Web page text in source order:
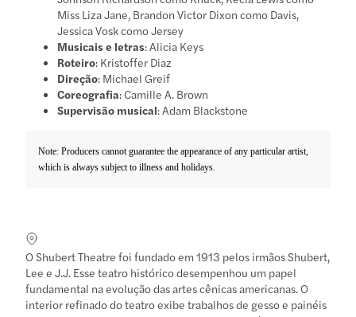
Miss Liza Jane, Brandon Victor Dixon como Davis,
Jessica Vosk como Jersey
Musicais e letras: Alicia Keys
Roteiro: Kristoffer Diaz
Direção: Michael Greif
Coreografia: Camille A. Brown
Supervisão musical: Adam Blackstone
Note: Producers cannot guarantee the appearance of any particular artist,
which is always subject to illness and holidays.
O Shubert Theatre foi fundado em 1913 pelos irmãos Shubert,
Lee e J.J. Esse teatro histórico desempenhou um papel
fundamental na evolução das artes cênicas americanas. O
interior refinado do teatro exibe trabalhos de gesso e painéis